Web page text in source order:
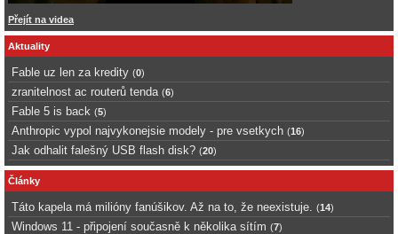
Přejít na videa
Aktuality
Fable uz len za kredity (0)
zranitelnost ac routerů tenda (6)
Fable 5 is back (5)
Anthropic vypol najvykonejsie modely - pre vsetkych (16)
Jak odhalit falešný USB flash disk? (20)
Články
Táto kapela má milióny fanúšikov. Až na to, že neexistuje. (14)
Windows 11 - připojení současně k několika sítím (7)